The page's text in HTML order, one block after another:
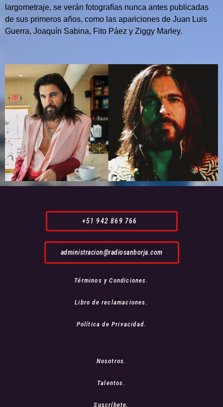
largometraje, se verán fotografías nunca antes publicadas
de sus primeros años, como las apariciones de Juan Luis
Guerra, Joaquín Sabina, Fito Páez y Ziggy Marley.
+51 942 869 766
administracion@radiosanborja.com
Términos y Condiciones.
Libro de reclamaciones.
Política de Privacidad.
Nosotros.
Talentos.
Suscríbete.